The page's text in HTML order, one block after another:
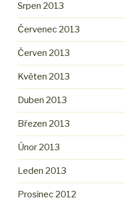
Srpen 2013
Červenec 2013
Červen 2013
Květen 2013
Duben 2013
Březen 2013
Únor 2013
Leden 2013
Prosinec 2012